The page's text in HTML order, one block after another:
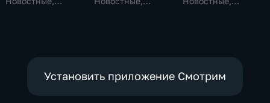
Установить приложение Смотрим